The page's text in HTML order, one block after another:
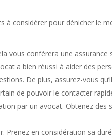
à considérer pour dénicher le
vous conférera une assurance
a bien réussi à aider des
De plus, assurez-vous
de pouvoir le contacter
par un avocat. Obtenez des
Prenez en considération sa